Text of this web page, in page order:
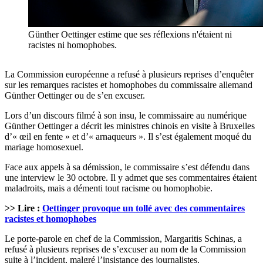
Günther Oettinger estime que ses réflexions n'étaient ni
racistes ni homophobes.
La Commission européenne a refusé à plusieurs reprises d’enquêter
sur les remarques racistes et homophobes du commissaire allemand
Günther Oettinger ou de s’en excuser.
Lors d’un discours filmé à son insu, le commissaire au numérique
Günther Oettinger a décrit les ministres chinois en visite à Bruxelles
d’« œil en fente » et d’« arnaqueurs ». Il s’est également moqué du
mariage homosexuel.
Face aux appels à sa démission, le commissaire s’est défendu dans
une interview le 30 octobre. Il y admet que ses commentaires étaient
maladroits, mais a démenti tout racisme ou homophobie.
>> Lire : Oettinger provoque un tollé avec des commentaires
racistes et homophobes
Le porte-parole en chef de la Commission, Margaritis Schinas, a
refusé à plusieurs reprises de s’excuser au nom de la Commission
suite à l’incident, malgré l’insistance des journalistes.